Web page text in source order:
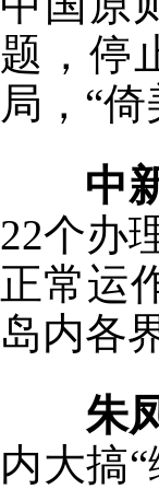
题，停
局，“
中
22个办
正常运
岛内各
朱
内大搞